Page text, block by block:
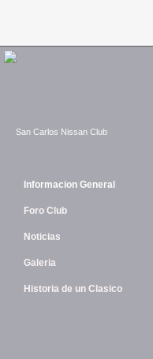
San Carlos Nissan Club
Informacion General
Foro Club
Noticias
Galeria
Historia de un Clasico